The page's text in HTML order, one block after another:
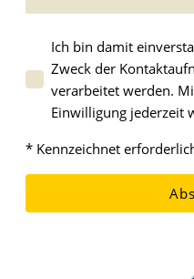
Ich bin damit
Zweck der
verarbeitet werden.
Einwilligung jederzeit
* Kennzeichnet